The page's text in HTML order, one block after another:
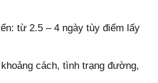
từ 2.5 – 4 ngày tùy điểm lấy
cách, tình trạng đường,